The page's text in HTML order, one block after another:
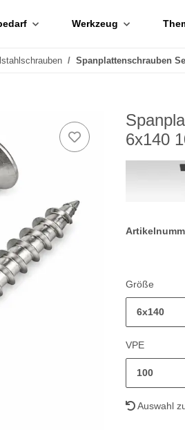
Werkzeug
Spanplattenschrauben
6x140
Größe
6x140
VPE
100
Auswahl